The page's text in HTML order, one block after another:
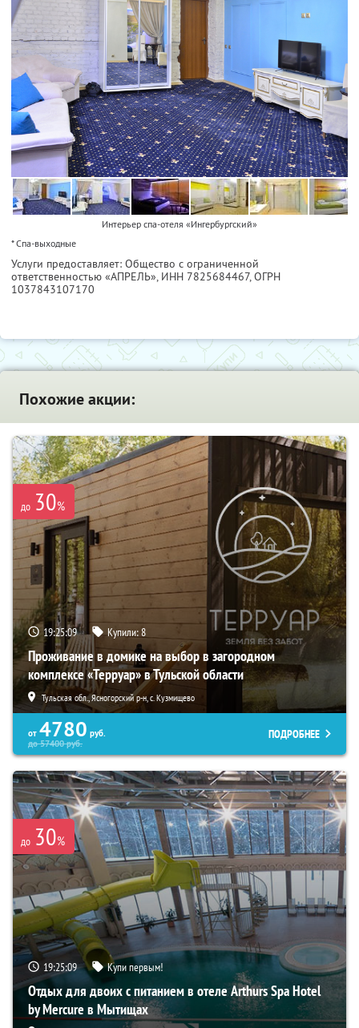
Интерьер спа-отеля «Ингербургский»
* Спа-выходные
Услуги предоставляет: Общество с ограниченной
ответственностью «АПРЕЛЬ», ИНН 7825684467, ОГРН
1037843107170
Похожие акции:
до 30%
19:25:08 Купили:8
Проживание в домике на выбор в загородном
комплексе «Терруар» в Тульской области
Тульская обл., Ясногорский р-н, с. Кузмищево
от 4780 руб.
до57400руб.
ПОДРОБНЕЕ
до 30%
19:25:08 Купи первым!
Отдых для двоих с питанием в отеле Arthurs Spa Hotel
by Mercure в Мытищах